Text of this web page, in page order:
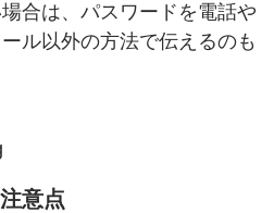
合は、パスワードを電話や
ル以外の方法で伝えるのも
意点